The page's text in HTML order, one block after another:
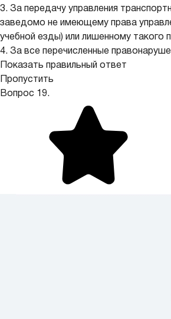
3. За передачу управления
заведомо не имеющему права
учебной езды) или лишенному такого
4. За все перечисленные
Показать правильный ответ
Пропустить
Вопрос 19.